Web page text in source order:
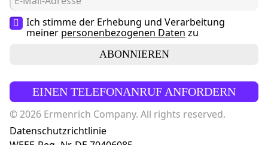
Ich stimme der Erhebung und Verarbeitung
meiner personenbezogenen Daten zu
ABONNIEREN
EINEN TELEFONANRUF ANFORDERN
© 2026 Ermenrich Company. All rights reserved.
Datenschutzrichtlinie